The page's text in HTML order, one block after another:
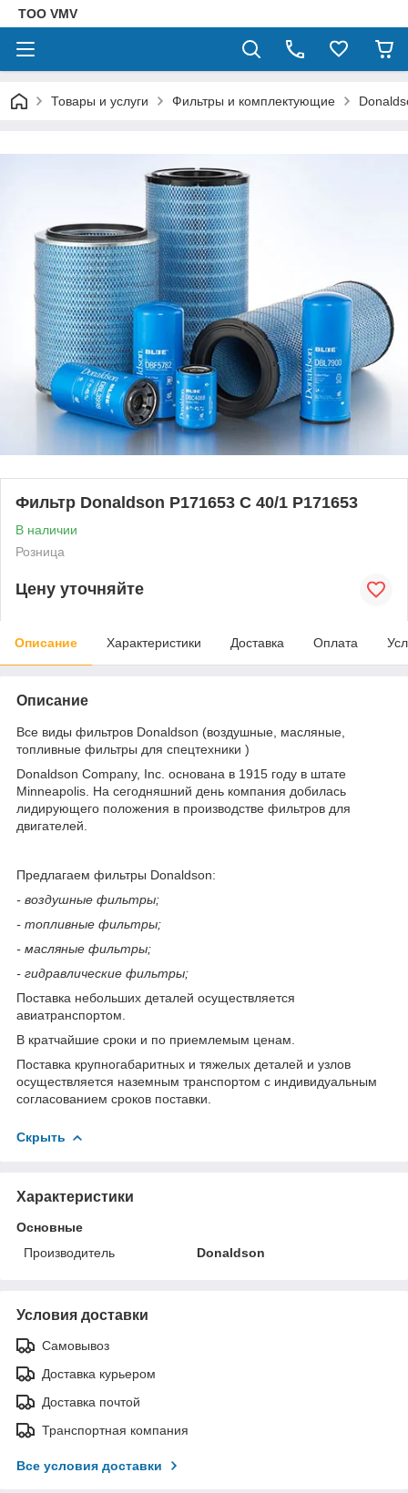
ТОО VMV
Товары и услуги Фильтры и комплектующие
Фильтр Donaldson P171653 C 40/1 P171653
В наличии
Розница
Цену уточняйте
Описание Характеристики Доставка Оплата
Описание
Все виды фильтров Donaldson (воздушные, масляные,
топливные фильтры для спецтехники )
Donaldson Company, Inc. основана в 1915 году в штате
Minneapolis. На сегодняшний день компания добилась
лидирующего положения в производстве фильтров для
двигателей.
Предлагаем фильтры Donaldson:
- воздушные фильтры;
- топливные фильтры;
- масляные фильтры;
- гидравлические фильтры;
Поставка небольших деталей осуществляется
авиатранспортом.
В кратчайшие сроки и по приемлемым ценам.
Поставка крупногабаритных и тяжелых деталей и узлов
осуществляется наземным транспортом с индивидуальным
согласованием сроков поставки.
Скрыть
Характеристики
Основные
Производитель
Donaldson
Условия доставки
Самовывоз
Доставка курьером
Доставка почтой
Транспортная компания
Все условия доставки